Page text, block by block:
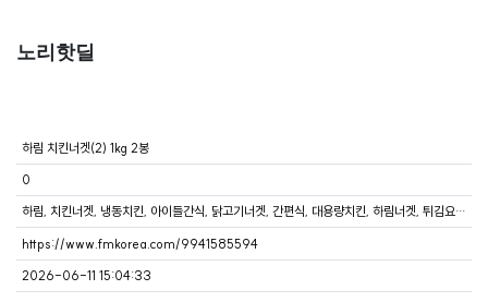
노리핫딜
하림 치킨너겟(2) 1kg 2봉
0
하림, 치킨너겟, 냉동치킨, 아이들간식, 닭고기너겟, 간편식, 대용량치킨, 하림너겟, 튀김요리, 홈술안주
https://www.fmkorea.com/9941585594
2026-06-11 15:04:33